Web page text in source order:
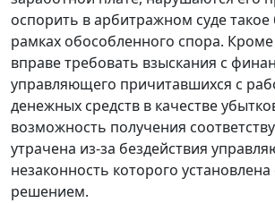
оспорить в арбитражном суде такое
рамках обособленного спора.
вправе требовать взыскания с
управляющего причитавшихся с
денежных средств в качестве
возможность получения
утрачена из-за бездействия
незаконность которого
решением.